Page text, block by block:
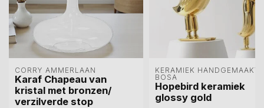
CORRY AMMERLAAN
Karaf Chapeau van
kristal met bronzen/
verzilverde stop
KERAMIEK HANDGEMAAKT
BOSA
Hopebird keramiek
glossy gold